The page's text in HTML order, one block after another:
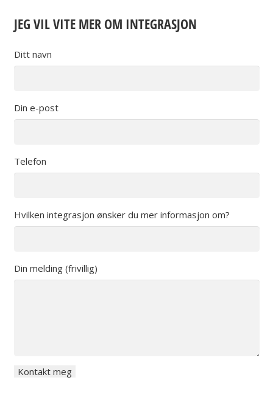
JEG VIL VITE MER OM INTEGRASJON
Ditt navn
Din e-post
Telefon
Hvilken integrasjon ønsker du mer informasjon om?
Din melding (frivillig)